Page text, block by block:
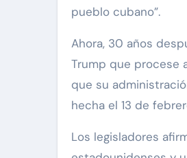
pueblo cubano”.
Ahora, 30 años
Trump que procese
que su
hecha el 13 de
Los legisladores